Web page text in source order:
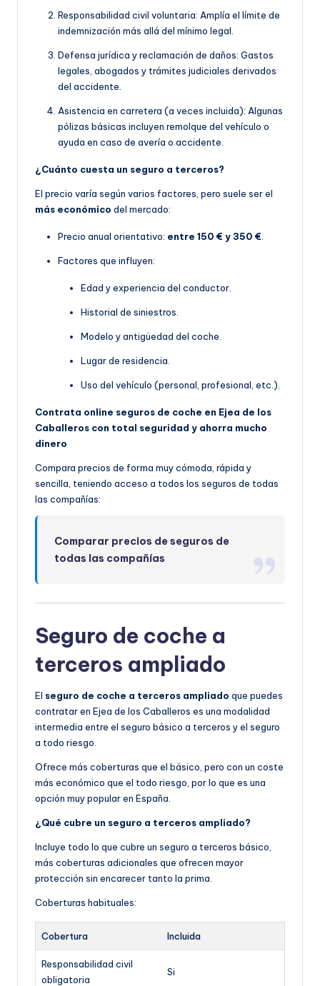
Responsabilidad civil voluntaria: Amplía el límite de
indemnización más allá del mínimo legal.
Defensa jurídica y reclamación de daños: Gastos
legales, abogados y trámites judiciales derivados
del accidente.
Asistencia en carretera (a veces incluida): Algunas
pólizas básicas incluyen remolque del vehículo o
ayuda en caso de avería o accidente.
¿Cuánto cuesta un seguro a terceros?
El precio varía según varios factores, pero suele ser el
más económico del mercado:
Precio anual orientativo: entre 150 € y 350 €.
Factores que influyen:
Edad y experiencia del conductor.
Historial de siniestros.
Modelo y antigüedad del coche.
Lugar de residencia.
Uso del vehículo (personal, profesional, etc.).
Contrata online seguros de coche en Ejea de los
Caballeros con total seguridad y ahorra mucho
dinero
Compara precios de forma muy cómoda, rápida y
sencilla, teniendo acceso a todos los seguros de todas
las compañías:
Comparar precios de seguros de
todas las compañías
Seguro de coche a
terceros ampliado
El seguro de coche a terceros ampliado que puedes
contratar en Ejea de los Caballeros es una modalidad
intermedia entre el seguro básico a terceros y el seguro
a todo riesgo.
Ofrece más coberturas que el básico, pero con un coste
más económico que el todo riesgo, por lo que es una
opción muy popular en España.
¿Qué cubre un seguro a terceros ampliado?
Incluye todo lo que cubre un seguro a terceros básico,
más coberturas adicionales que ofrecen mayor
protección sin encarecer tanto la prima.
Coberturas habituales:
Cobertura Incluida
Responsabilidad civil
obligatoria
Si